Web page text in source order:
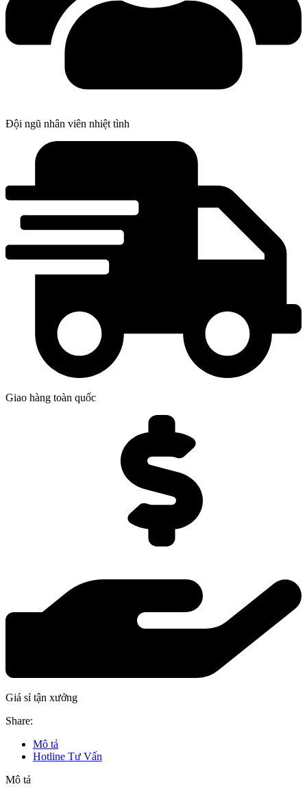
Đội ngũ nhân viên nhiệt tình
Giao hàng toàn quốc
Giá sỉ tận xưởng
Share:
Mô tả
Hotline Tư Vấn
Mô tả